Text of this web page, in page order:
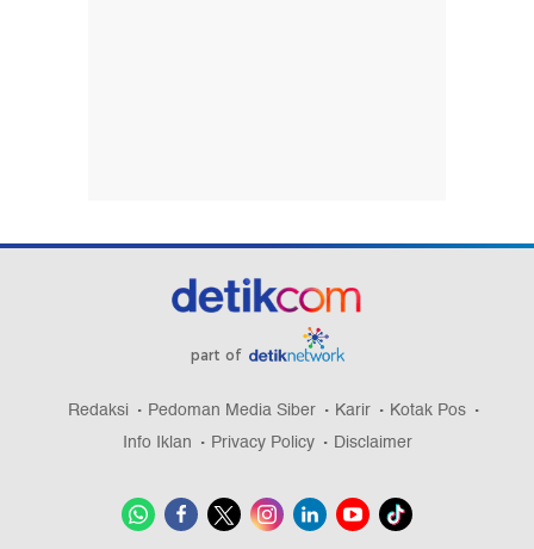
part of
Redaksi Pedoman Media Siber Karir
Kotak Pos
Info Iklan
Privacy Policy Disclaimer